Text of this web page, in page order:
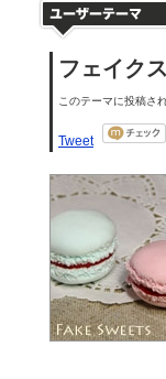
フェイク
このテーマに投稿さ
Tweet